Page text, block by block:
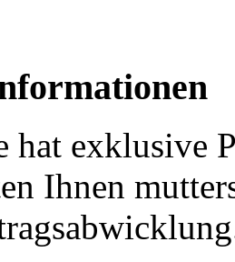
hat exklusive
Ihnen